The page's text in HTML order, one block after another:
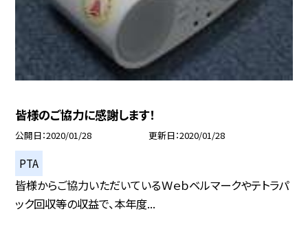
皆様のご協力に感謝します！
公開日 2020/01/28 更新日 2020/01/28
PTA
皆様からご協力いただいているＷｅｂベルマークやテトラパ
ック回収等の収益で、本年度...